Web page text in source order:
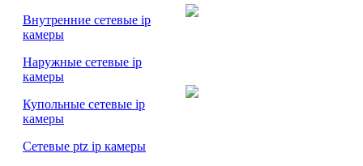
Внутренние сетевые ip
камеры
Наружные сетевые ip
камеры
Купольные сетевые ip
камеры
Сетевые ptz ip камеры